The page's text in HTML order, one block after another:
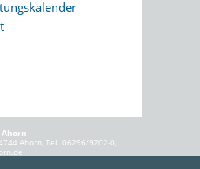
Ahorn
Ahorn, Tel. 06296/9202-0,